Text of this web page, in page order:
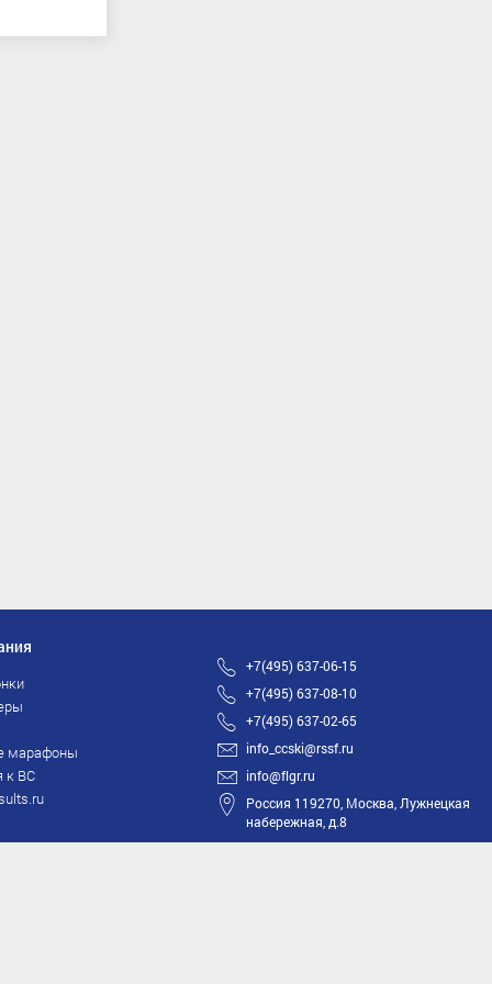
марафоны
к ВС
+7(495) 637-06-15
+7(495) 637-08-10
+7(495) 637-02-65
info_ccski@rssf.ru
info@flgr.ru
Россия 119270, Москва, Лужнецкая
набережная, д.8